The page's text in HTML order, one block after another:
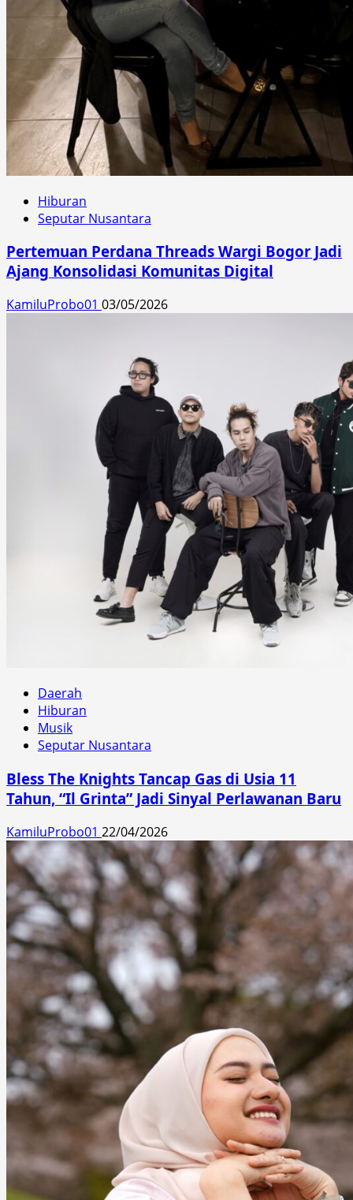
Hiburan
Seputar Nusantara
Pertemuan Perdana Threads Wargi Bogor Jadi
Ajang Konsolidasi Komunitas Digital
KamiluProbo01 03/05/2026
Daerah
Hiburan
Musik
Seputar Nusantara
Bless The Knights Tancap Gas di Usia 11
Tahun, “Il Grinta” Jadi Sinyal Perlawanan Baru
KamiluProbo01 22/04/2026